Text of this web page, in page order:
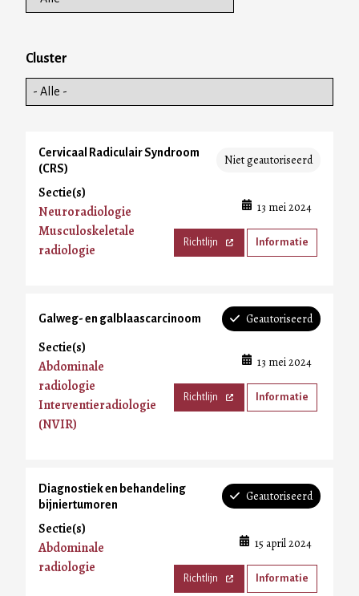
Cluster
Cervicaal Radiculair Syndroom
(CRS)
Niet geautoriseerd
Sectie(s)
Neuroradiologie
Musculoskeletale
radiologie
13 mei 2024
Richtlijn Informatie
Galweg- en galblaascarcinoom Geautoriseerd
Sectie(s)
Abdominale
radiologie
Interventieradiologie
(NVIR)
13 mei 2024
Richtlijn Informatie
Diagnostiek en behandeling
bijniertumoren
Geautoriseerd
Sectie(s)
Abdominale
radiologie
15 april 2024
Richtlijn Informatie